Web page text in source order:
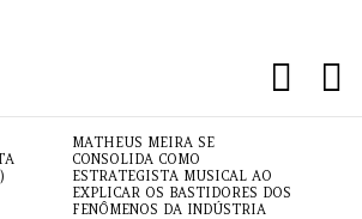
MATHEUS MEIRA SE
CONSOLIDA COMO
ESTRATEGISTA MUSICAL AO
EXPLICAR OS BASTIDORES DOS
FENÔMENOS DA INDÚSTRIA